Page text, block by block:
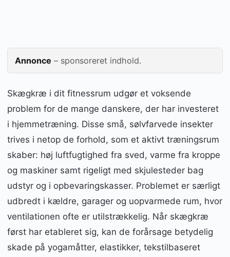
Annonce – sponsoreret indhold.
Skægkræ i dit fitnessrum udgør et voksende
problem for de mange danskere, der har investeret
i hjemmetræning. Disse små, sølvfarvede insekter
trives i netop de forhold, som et aktivt træningsrum
skaber: høj luftfugtighed fra sved, varme fra kroppe
og maskiner samt rigeligt med skjulesteder bag
udstyr og i opbevaringskasser. Problemet er særligt
udbredt i kældre, garager og uopvarmede rum, hvor
ventilationen ofte er utilstrækkelig. Når skægkræ
først har etableret sig, kan de forårsage betydelig
skade på yogamåtter, elastikker, tekstilbaseret